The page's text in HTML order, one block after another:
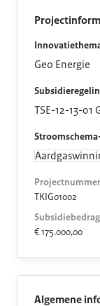
Geo Energie
TSE-12-13-01
TKIG01002
€ 175.000,00
Algemene